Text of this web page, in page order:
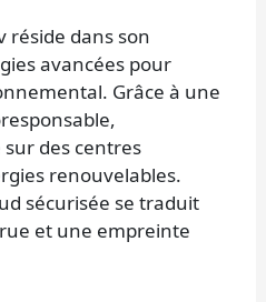
réside dans son
avancées pour
Grâce à une
des centres
renouvelables.
sécurisée se traduit
et une empreinte